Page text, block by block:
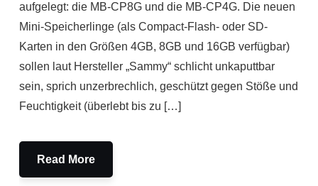
aufgelegt: die MB-CP8G und die MB-CP4G. Die neuen
Mini-Speicherlinge (als Compact-Flash- oder SD-
Karten in den Größen 4GB, 8GB und 16GB verfügbar)
sollen laut Hersteller „Sammy“ schlicht unkaputtbar
sein, sprich unzerbrechlich, geschützt gegen Stöße und
Feuchtigkeit (überlebt bis zu […]
Read More